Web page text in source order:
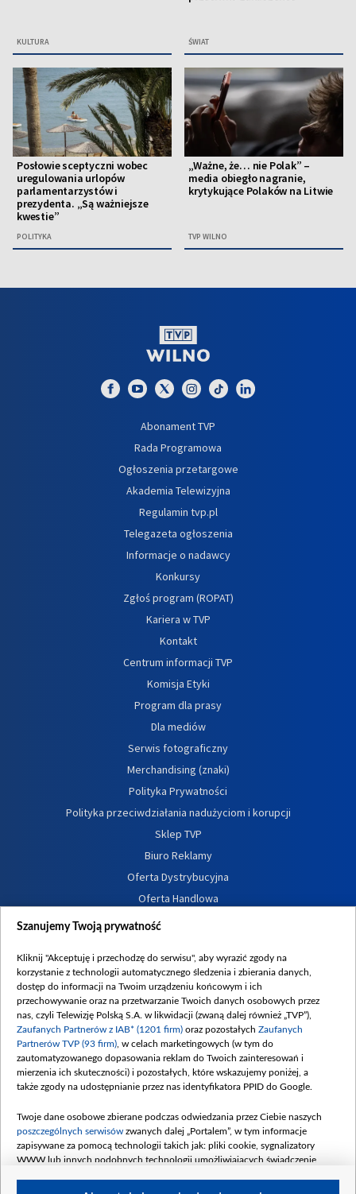
KULTURA ŚWIAT
Posłowie sceptyczni wobec
uregulowania urlopów
parlamentarzystów i
prezydenta. „Są ważniejsze
kwestie”
POLITYKA
„Ważne, że… nie Polak” –
media obiegło nagranie,
krytykujące Polaków na Litwie
TVP WILNO
Abonament TVP
Rada Programowa
Ogłoszenia przetargowe
Akademia Telewizyjna
Regulamin tvp.pl
Telegazeta ogłoszenia
Informacje o nadawcy
Konkursy
Zgłoś program (ROPAT)
Kariera w TVP
Kontakt
Centrum informacji TVP
Komisja Etyki
Program dla prasy
Dla mediów
Serwis fotograficzny
Merchandising (znaki)
Polityka Prywatności
Polityka przeciwdziałania nadużyciom i korupcji
Sklep TVP
Biuro Reklamy
Oferta Dystrybucyjna
Oferta Handlowa
Dostępność
Procedura zgłoszeń wewnętrznych
Szanujemy Twoją prywatność
Kliknij "Akceptuję i przechodzę do serwisu", aby wyrazić zgody na
korzystanie z technologii automatycznego śledzenia i zbierania danych,
dostęp do informacji na Twoim urządzeniu końcowym i ich
przechowywanie oraz na przetwarzanie Twoich danych osobowych przez
nas, czyli Telewizję Polską S.A. w likwidacji (zwaną dalej również „TVP”),
Zaufanych Partnerów z IAB* (1201 firm) oraz pozostałych Zaufanych
Partnerów TVP (93 firm) , w celach marketingowych (w tym do
zautomatyzowanego dopasowania reklam do Twoich zainteresowań i
mierzenia ich skuteczności) i pozostałych, które wskazujemy poniżej, a
także zgody na udostępnianie przez nas identyfikatora PPID do Google.
Twoje dane osobowe zbierane podczas odwiedzania przez Ciebie naszych
poszczególnych serwisów zwanych dalej „Portalem”, w tym informacje
zapisywane za pomocą technologii takich jak: pliki cookie, sygnalizatory
WWW lub innych podobnych technologii umożliwiających świadczenie